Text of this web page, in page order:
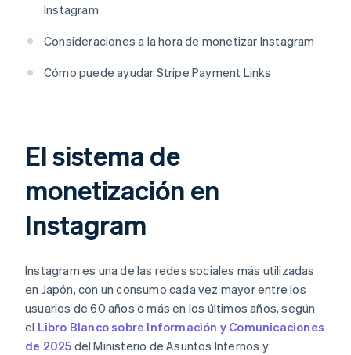
Instagram
Consideraciones a la hora de monetizar Instagram
Cómo puede ayudar Stripe Payment Links
El sistema de
monetización en
Instagram
Instagram es una de las redes sociales más utilizadas
en Japón, con un consumo cada vez mayor entre los
usuarios de 60 años o más en los últimos años, según
el Libro Blanco sobre Información y Comunicaciones
de 2025 del Ministerio de Asuntos Internos y